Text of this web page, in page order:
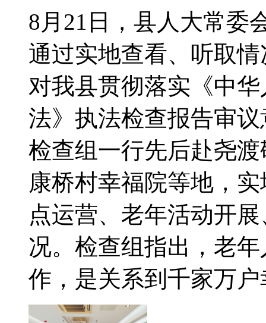
8月21日，县人大常委
通过实地查看、听取
对我县贯彻落实《中
法》执法检查报告审
检查组一行先后赴尧
康桥村幸福院等地，
点运营、老年活动开
况。检查组指出，老
作，是关系到千家万